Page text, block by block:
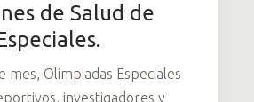
de Salud de
mes, Olimpiadas Especiales
investigadores y